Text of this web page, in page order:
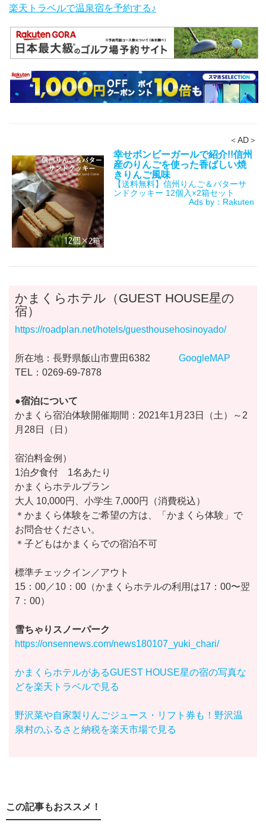
楽天トラベルで温泉宿を予約する♪
＜AD＞
幸せボンビーガールで紹介!!信州
産のりんごを使った香ばしい焼
きりんご風味
【送料無料】信州りんご＆バターサ
ンドクッキー 12個入×2箱セット
Ads by：Rakuten
かまくらホテル（GUEST HOUSE星の
宿）
https://roadplan.net/hotels/guesthousehosinoyado/
所在地：長野県飯山市豊田6382 GoogleMAP
TEL：0269-69-7878
●宿泊について
かまくら宿泊体験開催期間：2021年1月23日（土）～2
月28日（日）
宿泊料金例）
1泊夕食付 1名あたり
かまくらホテルプラン
大人 10,000円、小学生 7,000円（消費税込）
＊かまくら体験をご希望の方は、「かまくら体験」で
お問合せください。
＊子どもはかまくらでの宿泊不可
標準チェックイン／アウト
15：00／10：00（かまくらホテルの利用は17：00〜翌
7：00）
雪ちゃりスノーパーク
https://onsennews.com/news180107_yuki_chari/
かまくらホテルがあるGUEST HOUSE星の宿の写真な
どを楽天トラベルで見る
野沢菜や自家製りんごジュース・リフト券も！野沢温
泉村のふるさと納税を楽天市場で見る
この記事もおススメ！